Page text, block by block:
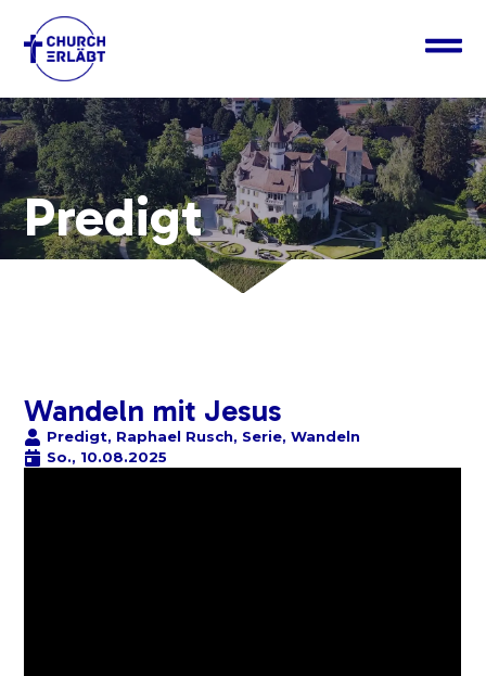
Predigt
Wandeln mit Jesus
Predigt, Raphael Rusch, Serie,Wandeln
So., 10.08.2025